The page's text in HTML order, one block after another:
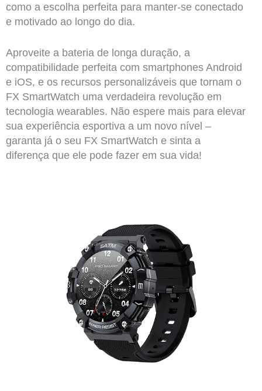
como a escolha perfeita para manter-se conectado
e motivado ao longo do dia.
Aproveite a bateria de longa duração, a
compatibilidade perfeita com smartphones Android
e iOS, e os recursos personalizáveis que tornam o
FX SmartWatch uma verdadeira revolução em
tecnologia wearables. Não espere mais para elevar
sua experiência esportiva a um novo nível –
garanta já o seu FX SmartWatch e sinta a
diferença que ele pode fazer em sua vida!